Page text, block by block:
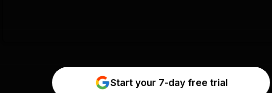
Start your 7-day free trial